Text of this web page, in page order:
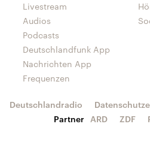
Livestream
Audios
Podcasts
Deutschlandfunk App
Nachrichten App
Frequenzen
Deutschlandradio
Partner
ARD ZDF